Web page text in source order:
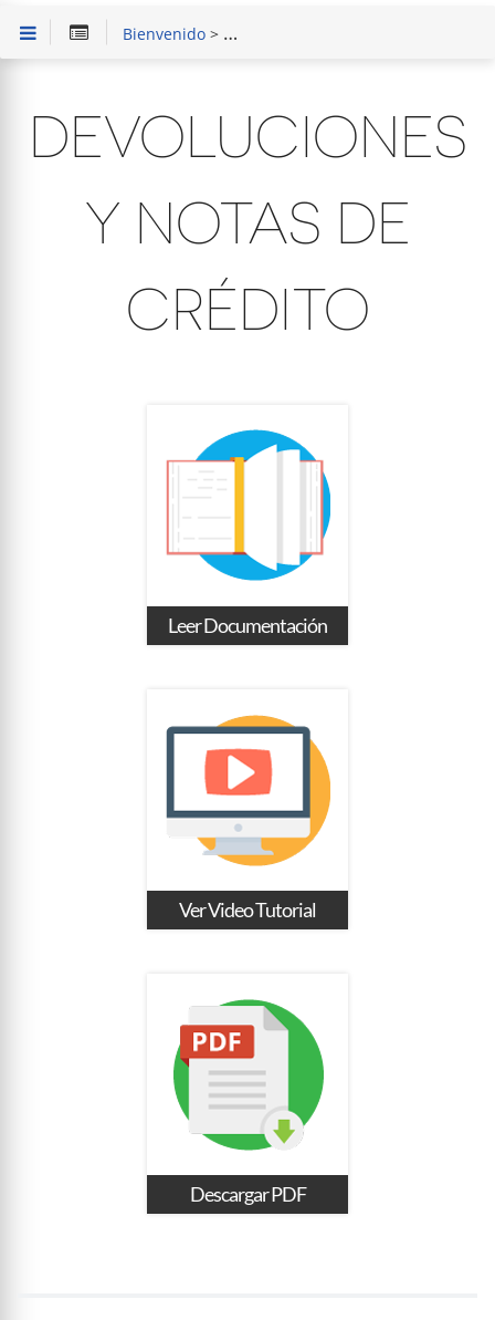
Bienvenido> SAIT Punto de Venta Básico
DEVOLUCIONES
Y NOTAS DE
CRÉDITO
Leer Documentación
Ver Video Tutorial
Descargar PDF